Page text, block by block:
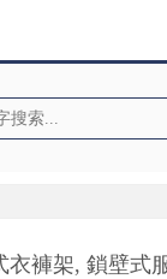
衣褲架, 鎖壁式